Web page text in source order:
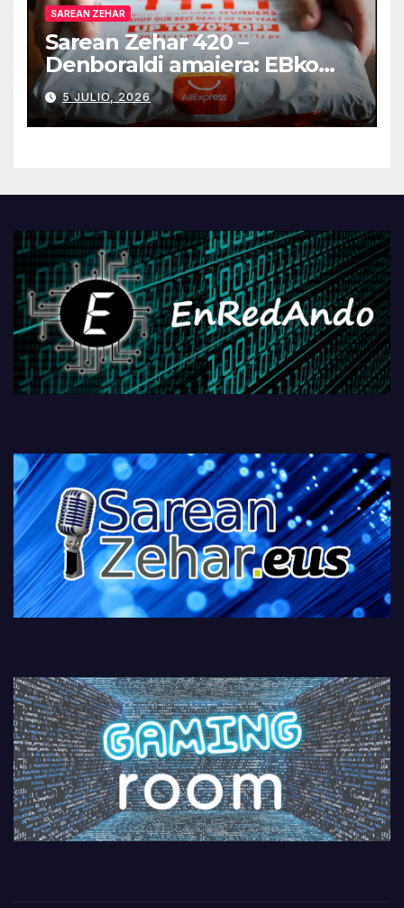
SAREAN ZEHAR
Sarean Zehar 420 –
Denboraldi amaiera: EBko
muga-zerga berriak
AliExpressi, AEBetako AAren
kontrola, Googleri behin
PlayStationeko bideojoko
5 JULIO, 2026